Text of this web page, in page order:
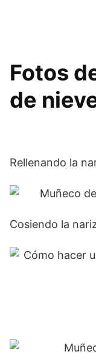
Fotos
de
Rellenando la
Cosiendo la